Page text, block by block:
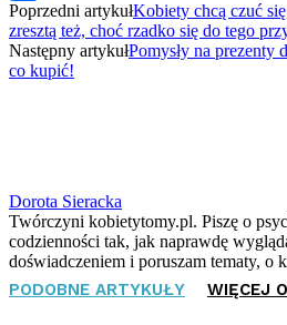
Share
Poprzedni artykułKobiety chcą czuć
zresztą też, choć rzadko się do tego
Następny artykułPomysły na prezenty
co kupić!
Dorota Sieracka
Twórczyni kobietytomy.pl. Piszę o
codzienności tak, jak naprawdę
doświadczeniem i poruszam tematy, o
PODOBNE ARTYKUŁY WIĘCEJ